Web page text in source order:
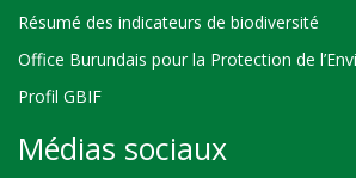
Résumé des indicateurs de biodiversité
Office Burundais pour la Protection de
Profil GBIF
Médias sociaux